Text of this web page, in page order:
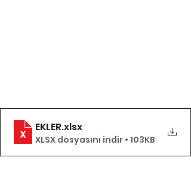
EKLER.xlsx
XLSX dosyasını indir • 103KB